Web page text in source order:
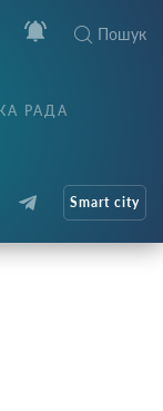
Пошук
РАДА
Smart city